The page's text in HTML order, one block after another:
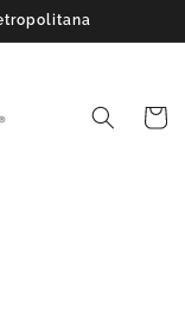
Carrito